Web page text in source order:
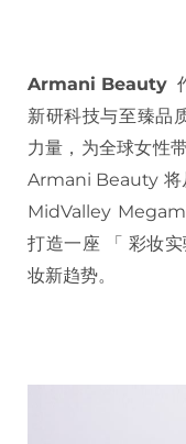
Armani Beauty
新研科技与至臻品
力量，为全球女性
Armani Beauty 将
MidValley
打造一座 「 彩妆
妆新趋势。